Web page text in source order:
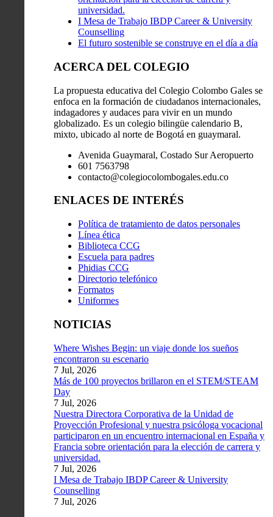
universidad.
I Mesa de Trabajo IBDP Career & University
Counselling
El futuro sostenible se construye en el día a día
ACERCA DEL COLEGIO
La propuesta educativa del Colegio Colombo Gales se
enfoca en la formación de ciudadanos internacionales,
indagadores y audaces para vivir en un mundo
globalizado. Es un colegio bilingüe calendario B,
mixto, ubicado al norte de Bogotá en guaymaral.
Avenida Guaymaral, Costado Sur Aeropuerto
601 7563798
contacto@colegiocolombogales.edu.co
ENLACES DE INTERÉS
Política de tratamiento de datos personales
Línea ética
Biblioteca CCG
Escuela para padres
Phidias CCG
Directorio telefónico
Formatos
Uniformes
NOTICIAS
Where Wishes Begin: un viaje donde los sueños
encontraron su escenario
7 Jul, 2026
Más de 100 proyectos brillaron en el STEM/STEAM
Day
7 Jul, 2026
Nuestra Directora Corporativa de la Unidad de
Proyección Profesional y nuestra psicóloga vocacional
participaron en un encuentro internacional en España y
Francia sobre orientación para la elección de carrera y
universidad.
7 Jul, 2026
I Mesa de Trabajo IBDP Career & University
Counselling
7 Jul, 2026